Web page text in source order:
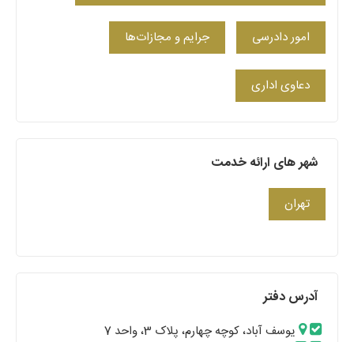
امور دادرسی جرایم و مجازات‌ها
دعاوی اداری
شهر های ارائه خدمت
تهران
آدرس دفتر
یوسف آباد، کوچه چهارم، پلاک 3، واحد 7